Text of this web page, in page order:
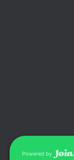
Powered by